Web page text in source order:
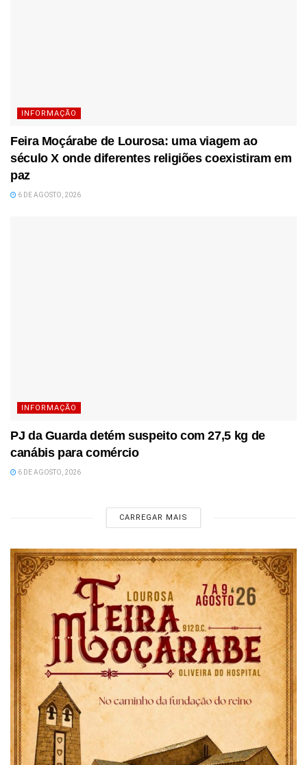
INFORMAÇÃO
Feira Moçárabe de Lourosa: uma viagem ao
século X onde diferentes religiões coexistiram em
paz
6 DE AGOSTO, 2026
INFORMAÇÃO
PJ da Guarda detém suspeito com 27,5 kg de
canábis para comércio
6 DE AGOSTO, 2026
CARREGAR MAIS